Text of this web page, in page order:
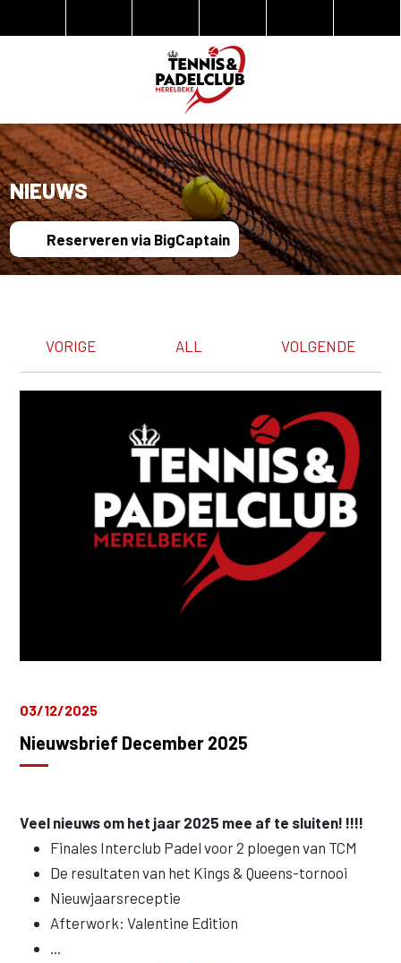
NIEUWS
Reserveren via BigCaptain
VORIGE ALL VOLGENDE
03/12/2025
Nieuwsbrief December 2025
Veel nieuws om het jaar 2025 mee af te sluiten! !!!!
Finales Interclub Padel voor 2 ploegen van TCM
De resultaten van het Kings & Queens-tornooi
Nieuwjaarsreceptie
Afterwork: Valentine Edition
...